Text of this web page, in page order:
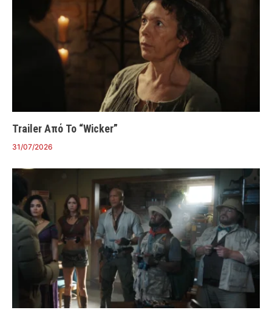
Trailer Από Το “Wicker”
31/07/2026